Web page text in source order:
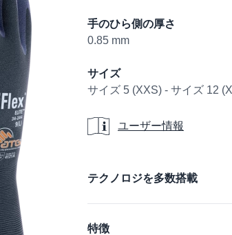
手のひら側の厚さ
0.85 mm
サイズ
サイズ 5 (XXS) - サイズ 12
ユーザー情報
ユーザー情報
テクノロジを多数搭載
特徴